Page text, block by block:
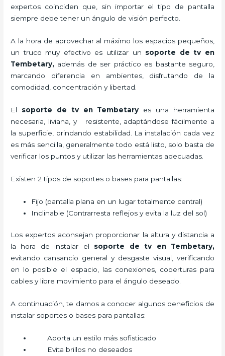
expertos coinciden que, sin importar el tipo de pantalla
siempre debe tener un ángulo de visión perfecto.
A la hora de aprovechar al máximo los espacios pequeños,
un truco muy efectivo es utilizar un soporte de tv en
Tembetary, además de ser práctico es bastante seguro,
marcando diferencia en ambientes, disfrutando de la
comodidad, concentración y libertad.
El soporte de tv en Tembetary es una herramienta
necesaria, liviana, y resistente, adaptándose fácilmente a
la superficie, brindando estabilidad. La instalación cada vez
es más sencilla, generalmente todo está listo, solo basta de
verificar los puntos y utilizar las herramientas adecuadas.
Existen 2 tipos de soportes o bases para pantallas:
Fijo (pantalla plana en un lugar totalmente central)
Inclinable (Contrarresta reflejos y evita la luz del sol)
Los expertos aconsejan proporcionar la altura y distancia a
la hora de instalar el soporte de tv en Tembetary,
evitando cansancio general y desgaste visual, verificando
en lo posible el espacio, las conexiones, coberturas para
cables y libre movimiento para el ángulo deseado.
A continuación, te damos a conocer algunos beneficios de
instalar soportes o bases para pantallas:
Aporta un estilo más sofisticado
Evita brillos no deseados